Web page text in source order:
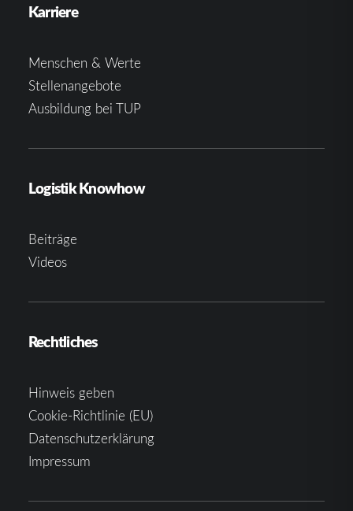
Karriere
Menschen & Werte
Stellenangebote
Ausbildung bei TUP
Logistik Knowhow
Beiträge
Videos
Rechtliches
Hinweis geben
Cookie-Richtlinie (EU)
Datenschutzerklärung
Impressum